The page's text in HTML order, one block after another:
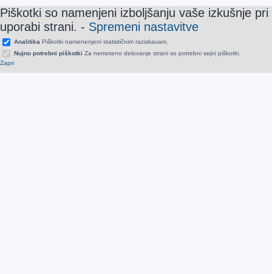
Piškotki so namenjeni izboljšanju vaše izkušnje pri
uporabi strani. - Spremeni nastavitve
Analitika Piškotki namenenjeni statističnim raziskavam.
Nujno potrebni piškotki Za nemoteno delovanje strani so potrebni sejni piškotki.
Zapri